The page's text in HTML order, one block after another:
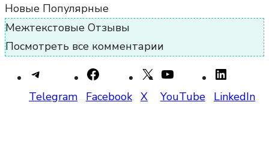
Новые Популярные
Межтекстовые Отзывы
Посмотреть все комментарии
Telegram Facebook X YouTube LinkedIn